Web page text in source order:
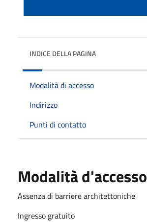
INDICE DELLA PAGINA
Modalità di accesso
Indirizzo
Punti di contatto
Modalità d'accesso
Assenza di barriere architettoniche
Ingresso gratuito